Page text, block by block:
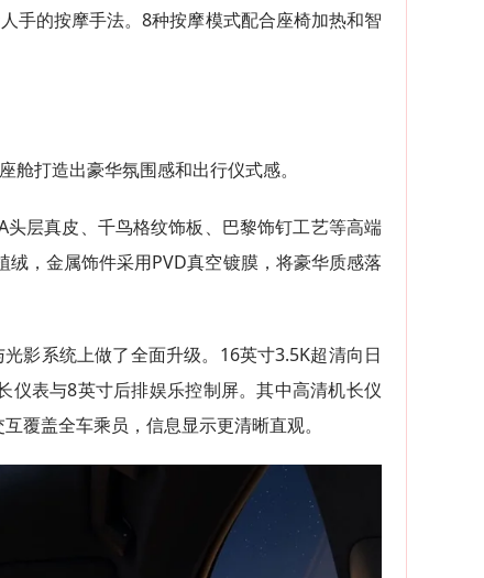
手的按摩手法。8种按摩模式配合座椅加热和智
打造出豪华氛围感和出行仪式感。
层真皮、千鸟格纹饰板、巴黎饰钉工艺等高端
，金属饰件采用PVD真空镀膜，将豪华质感落
影系统上做了全面升级。16英寸3.5K超清向日
仪表与8英寸后排娱乐控制屏。其中高清机长仪
覆盖全车乘员，信息显示更清晰直观。